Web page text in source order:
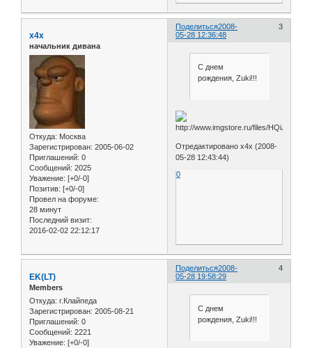
Поделиться 3
2008-
05-28 12:36:48
x4x
начальник дивана
Откуда: Москва
Зарегистрирован: 2005-06-02
Приглашений: 0
Сообщений: 2025
Уважение: [+0/-0]
Позитив: [+0/-0]
Провел на форуме:
28 минут
Последний визит:
2016-02-02 22:12:17
С днем
рождения, Zuki!!!
Отредактировано x4x (2008-
05-28 12:43:44)
0
Поделиться 4
2008-
05-28 19:58:29
EK(LT)
Members
Откуда: г.Клайпеда
Зарегистрирован: 2005-08-21
Приглашений: 0
Сообщений: 2221
Уважение: [+0/-0]
С днем
рождения, Zuki!!!